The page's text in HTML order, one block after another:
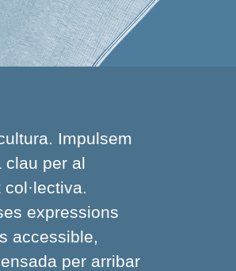
Impulsem
clau per al
expressions
accessible,
per arribar